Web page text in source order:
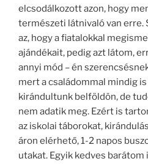
elcsodálkozott azon, hogy
természeti látnivaló van
az, hogy a fiatalokkal
ajándékait, pedig azt látom,
annyi mód – én
mert a családommal mindig
kirándultunk belföldön, de
nem adatik meg. Ezért is
az iskolai táborokat,
áron elérhető, 1-2 napos
utakat. Egyik kedves